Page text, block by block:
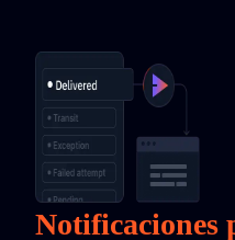
Notificaciones